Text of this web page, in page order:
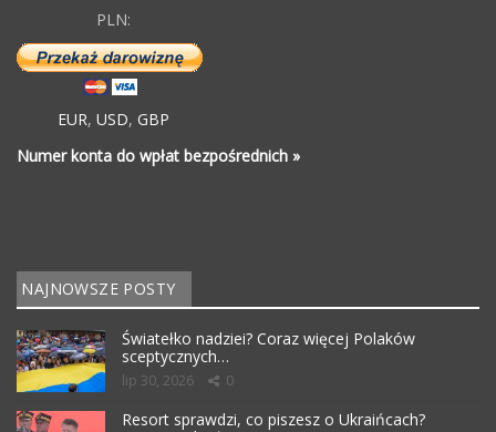
PLN:
EUR, USD, GBP
Numer konta do wpłat bezpośrednich »
NAJNOWSZE POSTY
Światełko nadziei? Coraz więcej Polaków
sceptycznych…
lip 30, 2026 0
Resort sprawdzi, co piszesz o Ukraińcach?